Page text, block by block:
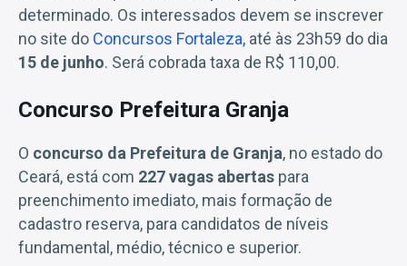
determinado. Os interessados devem se inscrever
no site do Concursos Fortaleza, até às 23h59 do dia
15 de junho. Será cobrada taxa de R$ 110,00.
Concurso Prefeitura Granja
O concurso da Prefeitura de Granja, no estado do
Ceará, está com 227 vagas abertas para
preenchimento imediato, mais formação de
cadastro reserva, para candidatos de níveis
fundamental, médio, técnico e superior.